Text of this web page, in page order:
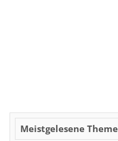
Meistgelesene